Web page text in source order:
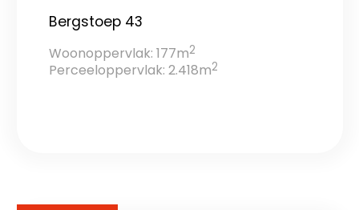
Bergstoep 43
Woonoppervlak: 177m2
Perceeloppervlak: 2.418m2